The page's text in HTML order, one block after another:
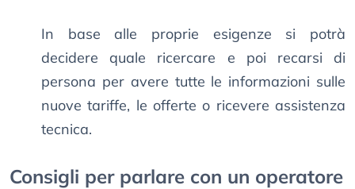
In base alle proprie esigenze si potrà
decidere quale ricercare e poi recarsi di
persona per avere tutte le informazioni sulle
nuove tariffe, le offerte o ricevere assistenza
tecnica.
Consigli per parlare con un operatore